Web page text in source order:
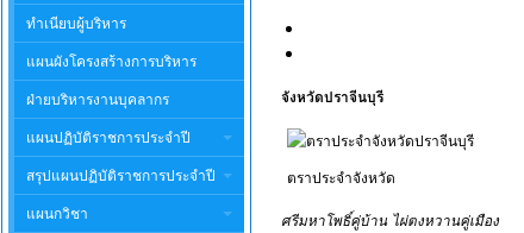
จังหวัดปราจีนบุรี
ตราประจำจังหวัด
ศรีมหาโพธิ์คู่บ้าน ไผ่ตงหวานคู่เมือง
ทำเนียบผู้บริหาร
แผนผังโครงสร้างการบริหาร
ฝ่ายบริหารงานบุคลากร
แผนปฏิบัติราชการประจำปี
สรุปแผนปฏิบัติราชการประจำปี
แผนกวิชา